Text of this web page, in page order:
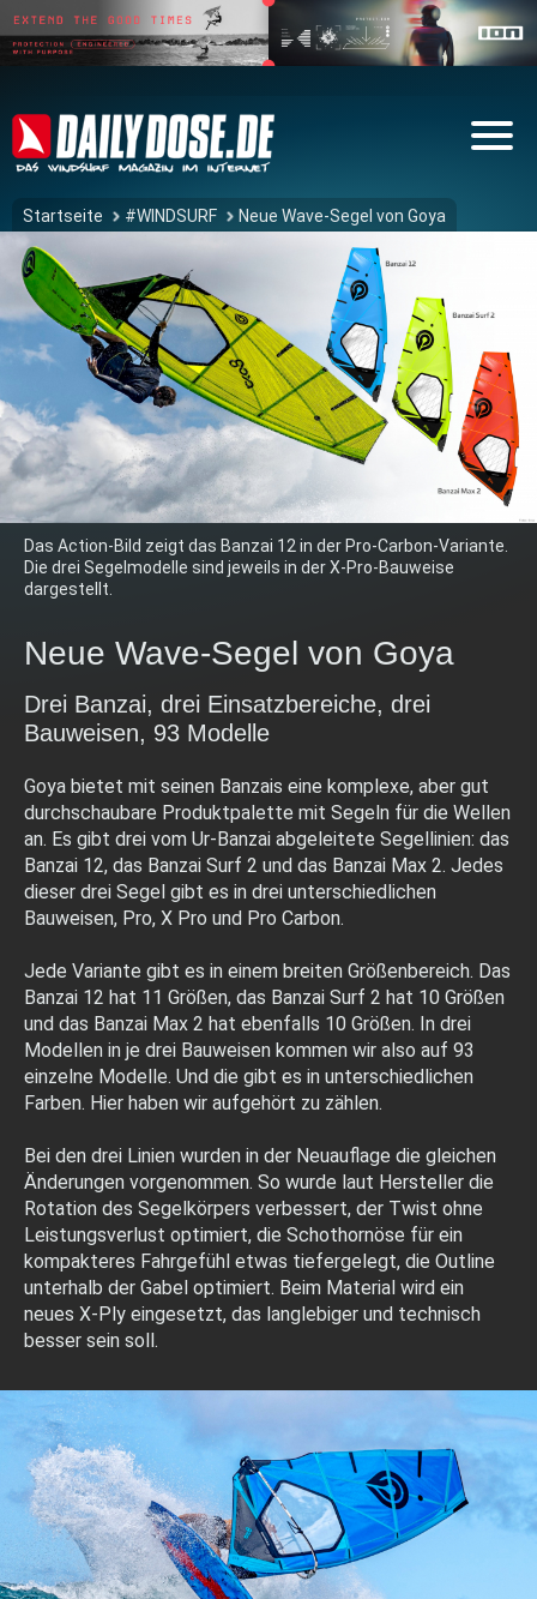
Startseite #WINDSURF Neue Wave-Segel von Goya
Das Action-Bild zeigt das Banzai 12 in der Pro-Carbon-Variante.
Die drei Segelmodelle sind jeweils in der X-Pro-Bauweise
dargestellt.
Neue Wave-Segel von Goya
Drei Banzai, drei Einsatzbereiche, drei
Bauweisen, 93 Modelle
Goya bietet mit seinen Banzais eine komplexe, aber gut
durchschaubare Produktpalette mit Segeln für die Wellen
an. Es gibt drei vom Ur-Banzai abgeleitete Segellinien: das
Banzai 12, das Banzai Surf 2 und das Banzai Max 2. Jedes
dieser drei Segel gibt es in drei unterschiedlichen
Bauweisen, Pro, X Pro und Pro Carbon.
Jede Variante gibt es in einem breiten Größenbereich. Das
Banzai 12 hat 11 Größen, das Banzai Surf 2 hat 10 Größen
und das Banzai Max 2 hat ebenfalls 10 Größen. In drei
Modellen in je drei Bauweisen kommen wir also auf 93
einzelne Modelle. Und die gibt es in unterschiedlichen
Farben. Hier haben wir aufgehört zu zählen.
Bei den drei Linien wurden in der Neuauflage die gleichen
Änderungen vorgenommen. So wurde laut Hersteller die
Rotation des Segelkörpers verbessert, der Twist ohne
Leistungsverlust optimiert, die Schothornöse für ein
kompakteres Fahrgefühl etwas tiefergelegt, die Outline
unterhalb der Gabel optimiert. Beim Material wird ein
neues X-Ply eingesetzt, das langlebiger und technisch
besser sein soll.